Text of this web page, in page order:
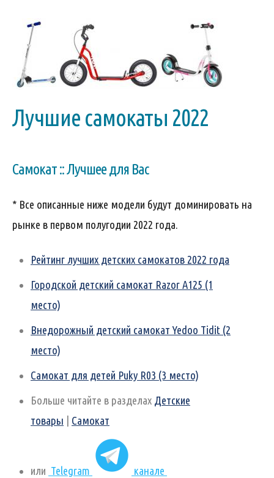
Лучшие самокаты 2022
Самокат :: Лучшее для Вас
* Все описанные ниже модели будут доминировать на
рынке в первом полугодии 2022 года.
Рейтинг лучших детских самокатов 2022 года
Городской детский самокат Razor A125 (1
место)
Внедорожный детский самокат Yedoo Tidit (2
место)
Самокат для детей Puky R03 (3 место)
Больше читайте в разделах Детские
товары
Самокат
или Telegram канале